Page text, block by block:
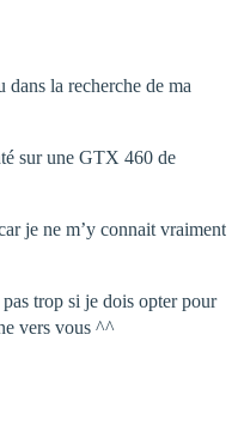
dans la recherche de ma
sur une GTX 460 de
je ne m’y connait vraiment
trop si je dois opter pour
vers vous ^^